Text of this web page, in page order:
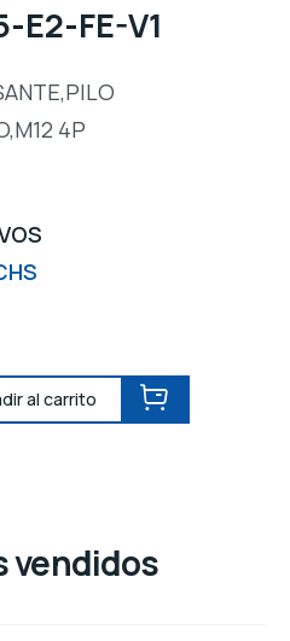
E2-FE-V1
4P
al carrito
vendidos